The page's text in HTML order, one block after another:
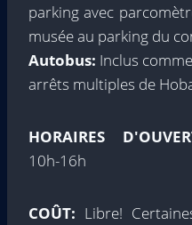
parking avec
musée au parking du
Autobus: Inclus
arrêts multiples de
HORAIRES
10h-16h
COÛT: Libre!